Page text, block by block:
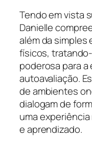
Tendo em vista
Danielle
além da
físicos,
poderosa para a
autoavaliação.
de ambientes
dialogam de
uma
e aprendizado.